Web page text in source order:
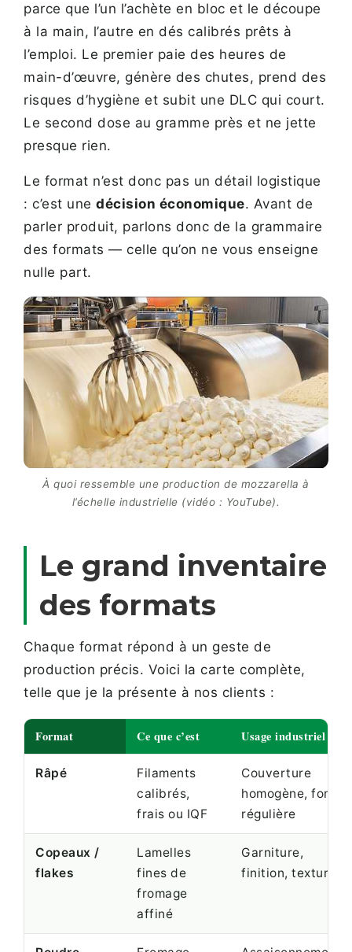
parce que l’un l’achète en bloc et le découpe
à la main, l’autre en dés calibrés prêts à
l’emploi. Le premier paie des heures de
main-d’œuvre, génère des chutes, prend des
risques d’hygiène et subit une DLC qui court.
Le second dose au gramme près et ne jette
presque rien.
Le format n’est donc pas un détail logistique
: c’est une décision économique. Avant de
parler produit, parlons donc de la grammaire
des formats — celle qu’on ne vous enseigne
nulle part.
À quoi ressemble une production de mozzarella à
l’échelle industrielle (vidéo : YouTube).
Le grand inventaire
des formats
Chaque format répond à un geste de
production précis. Voici la carte complète,
telle que je la présente à nos clients :
Format Ce que c’est Usage industriel
Râpé
Filaments
calibrés,
frais ou IQF
Couverture
homogène, fonte
régulière
Copeaux /
flakes
Lamelles
fines de
fromage
affiné
Garniture,
finition, texture